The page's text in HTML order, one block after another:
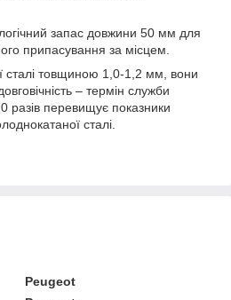
запас довжини 50 мм для
припасування за місцем.
сталі товщиною 1,0-1,2 мм, вони
– термін служби
разів перевищує показники
сталі.
Peugeot